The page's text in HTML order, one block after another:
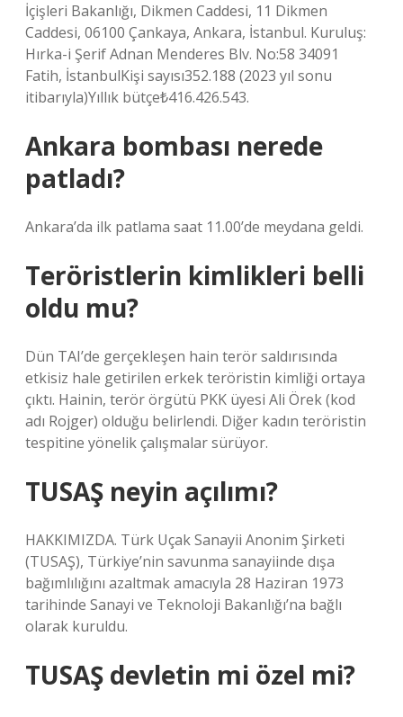
İçişleri Bakanlığı, Dikmen Caddesi, 11 Dikmen
Caddesi, 06100 Çankaya, Ankara, İstanbul. Kuruluş:
Hırka-i Şerif Adnan Menderes Blv. No:58 34091
Fatih, İstanbulKişi sayısı352.188 (2023 yıl sonu
itibarıyla)Yıllık bütçe₺416.426.543.
Ankara bombası nerede
patladı?
Ankara’da ilk patlama saat 11.00’de meydana geldi.
Teröristlerin kimlikleri belli
oldu mu?
Dün TAI’de gerçekleşen hain terör saldırısında
etkisiz hale getirilen erkek teröristin kimliği ortaya
çıktı. Hainin, terör örgütü PKK üyesi Ali Örek (kod
adı Rojger) olduğu belirlendi. Diğer kadın teröristin
tespitine yönelik çalışmalar sürüyor.
TUSAŞ neyin açılımı?
HAKKIMIZDA. Türk Uçak Sanayii Anonim Şirketi
(TUSAŞ), Türkiye’nin savunma sanayiinde dışa
bağımlılığını azaltmak amacıyla 28 Haziran 1973
tarihinde Sanayi ve Teknoloji Bakanlığı’na bağlı
olarak kuruldu.
TUSAŞ devletin mi özel mi?